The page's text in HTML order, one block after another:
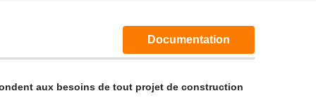
Documentation
aux besoins de tout projet de construction